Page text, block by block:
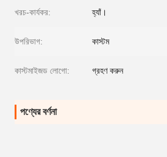
খরচ-কার্যকর: হ্যাঁ।
উপরিভাগ: কাস্টম
কাস্টমাইজড লোগো: গ্রহণ করুন
পণ্যের বর্ণনা